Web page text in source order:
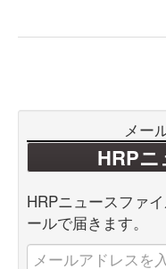
メー
HRP
HRPニュースファ
ールで届きます。